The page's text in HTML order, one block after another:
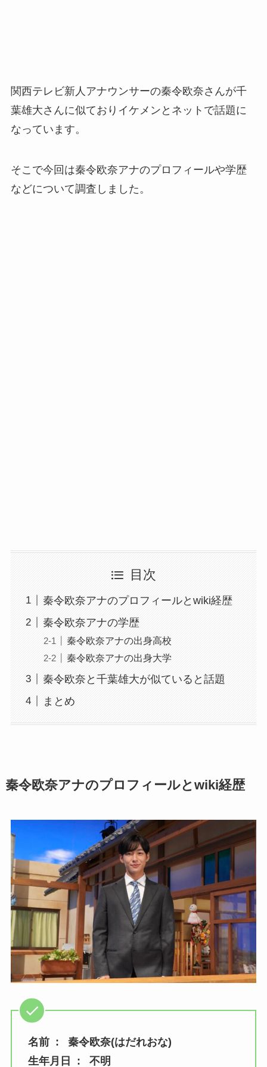
関西テレビ新人アナウンサーの秦令欧奈さんが千
葉雄大さんに似ておりイケメンとネットで話題に
なっています。
そこで今回は秦令欧奈アナのプロフィールや学歴
などについて調査しました。
目次
秦令欧奈アナのプロフィールとwiki経歴
秦令欧奈アナの学歴
秦令欧奈アナの出身高校
秦令欧奈アナの出身大学
秦令欧奈と千葉雄大が似ていると話題
まとめ
秦令欧奈アナのプロフィールとwiki経歴
名前 : 秦令欧奈(はだれおな)
生年月日 : 不明